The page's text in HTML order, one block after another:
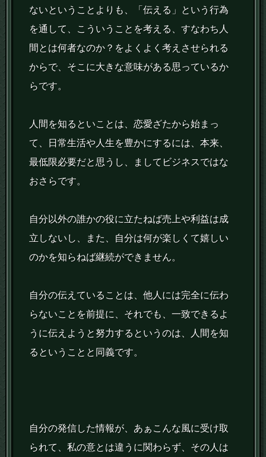
ないということよりも、「伝える」という行為
を通して、こういうことを考える、すなわち人
間とは何者なのか？をよくよく考えさせられる
からで、そこに大きな意味がある思っているか
らです。
人間を知るといことは、恋愛ざたから始まっ
て、日常生活や人生を豊かにするには、本来、
最低限必要だと思うし、ましてビジネスではな
おさらです。
自分以外の誰かの役に立たねば売上や利益は成
立しないし、また、自分は何が楽しくて嬉しい
のかを知らねば継続ができません。
自分の伝えていることは、他人には完全に伝わ
らないことを前提に、それでも、一致できるよ
うに伝えようと努力するというのは、人間を知
るということと同義です。
自分の発信した情報が、あぁこんな風に受け取
られて、私の意とは違うに関わらず、その人は